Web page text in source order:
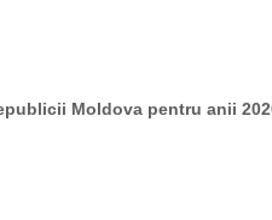
Moldova pentru anii